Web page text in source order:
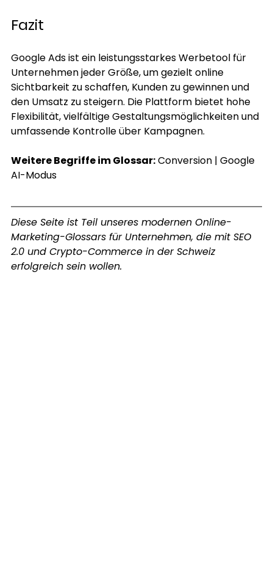
Fazit
Google Ads ist ein leistungsstarkes Werbetool für
Unternehmen jeder Größe, um gezielt online
Sichtbarkeit zu schaffen, Kunden zu gewinnen und
den Umsatz zu steigern. Die Plattform bietet hohe
Flexibilität, vielfältige Gestaltungsmöglichkeiten und
umfassende Kontrolle über Kampagnen.
Weitere Begriffe im Glossar:Conversion | Google
AI-Modus
Diese Seite ist Teil unseres modernen Online-
Marketing-Glossars für Unternehmen, die mit SEO
2.0 und Crypto-Commerce in der Schweiz
erfolgreich sein wollen.